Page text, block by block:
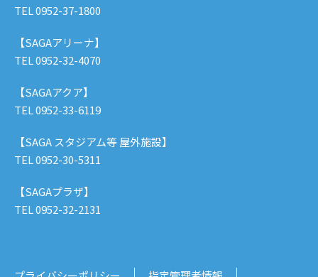
TEL 0952-37-1800
【SAGAアリーナ】
TEL 0952-32-4070
【SAGAアクア】
TEL 0952-33-6119
【SAGA スタジアム等 屋外施設】
TEL 0952-30-5311
【SAGAプラザ】
TEL 0952-32-2131